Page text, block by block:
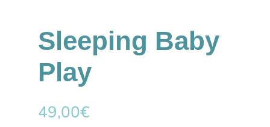
Sleeping Baby
Play
49,00€